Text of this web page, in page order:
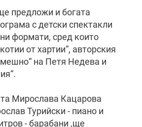
предложи и богата
с детски спектакли
формати, сред които
от хартии“, авторския
на Петя Недева и
Мирослава Кацарова
Турийски - пиано и
- барабани ,ще